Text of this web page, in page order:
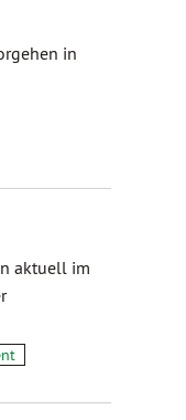
in
aktuell im